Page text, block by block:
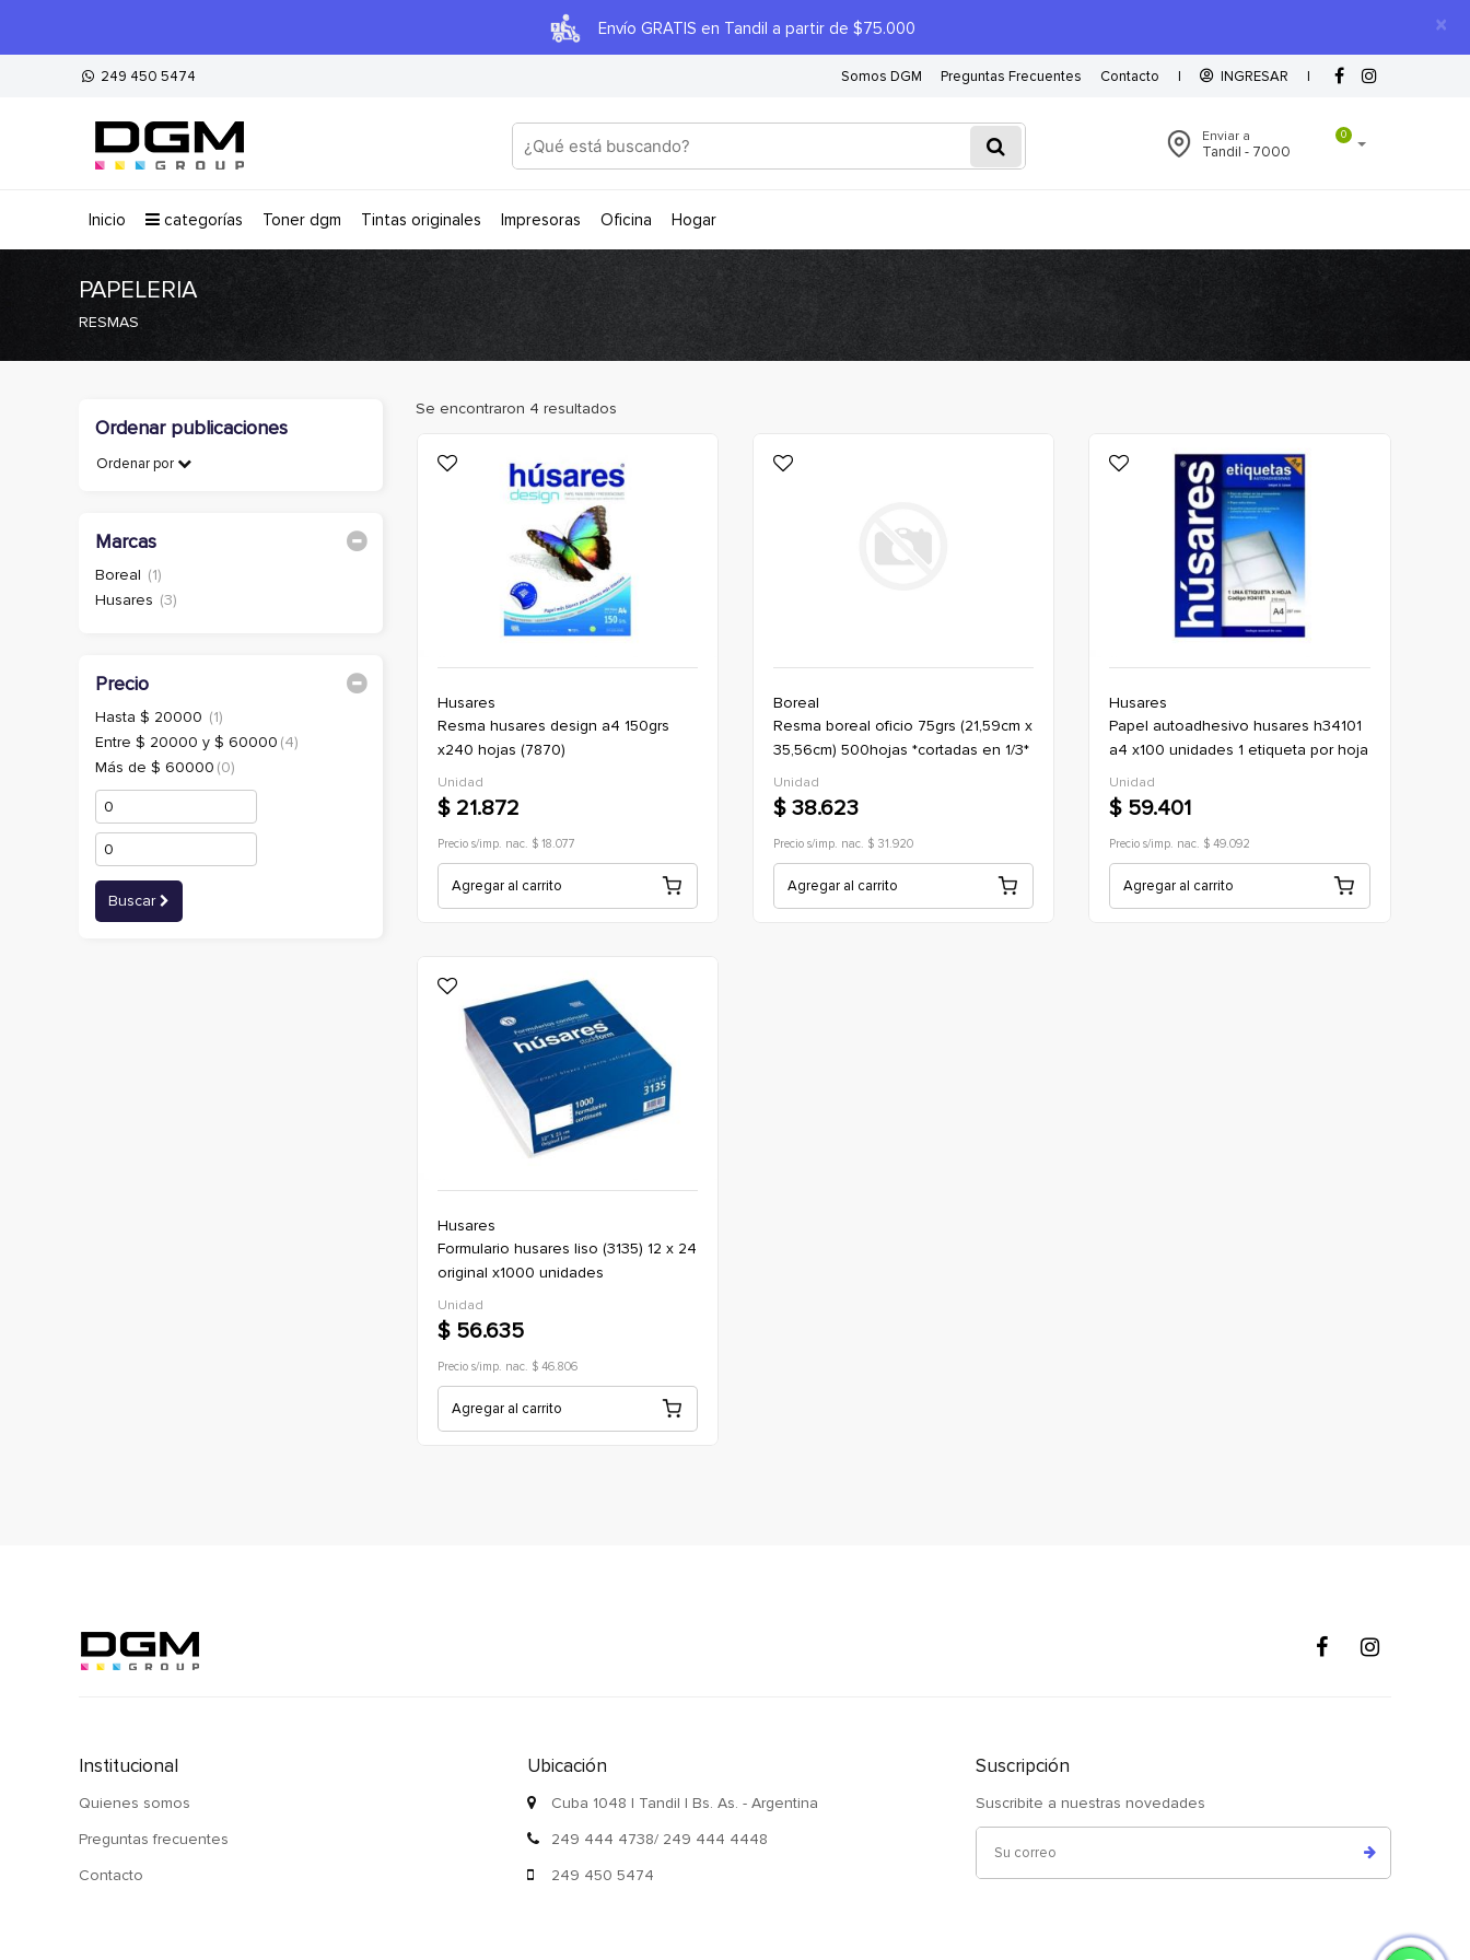
×
Envío GRATIS en Tandil a partir de $75.000
249 450 5474 Somos DGM Preguntas Frecuentes Contacto | INGRESAR |
0
Enviar a
Tandil - 7000
inicio categorías toner dgm tintas originales impresoras oficina hogar
PAPELERIA
RESMAS
Ordenar publicaciones
Ordenar por
Marcas
Boreal (1)
Husares (3)
Precio
Hasta $ 20000 (1)
Entre $ 20000 y $ 60000 (4)
Más de $ 60000 (0)
Buscar
Se encontraron 4 resultados
Husares
resma husares design a4 150grs
x240 hojas (7870)
Unidad
$ 21.872
Precio s/imp. nac. $ 18.077
Agregar al carrito
Boreal
resma boreal oficio 75grs (21,59cm x
35,56cm) 500hojas *cortadas en 1/3*
Unidad
$ 38.623
Precio s/imp. nac. $ 31.920
Agregar al carrito
Husares
papel autoadhesivo husares h34101
a4 x100 unidades 1 etiqueta por hoja
Unidad
$ 59.401
Precio s/imp. nac. $ 49.092
Agregar al carrito
Husares
formulario husares liso (3135) 12 x 24
original x1000 unidades
Unidad
$ 56.635
Precio s/imp. nac. $ 46.806
Agregar al carrito
Institucional
Quienes somos
Preguntas frecuentes
Contacto
Ubicación
Cuba 1048 | Tandil | Bs. As. - Argentina
249 444 4738/ 249 444 4448
249 450 5474
Suscripción
Suscribite a nuestras novedades